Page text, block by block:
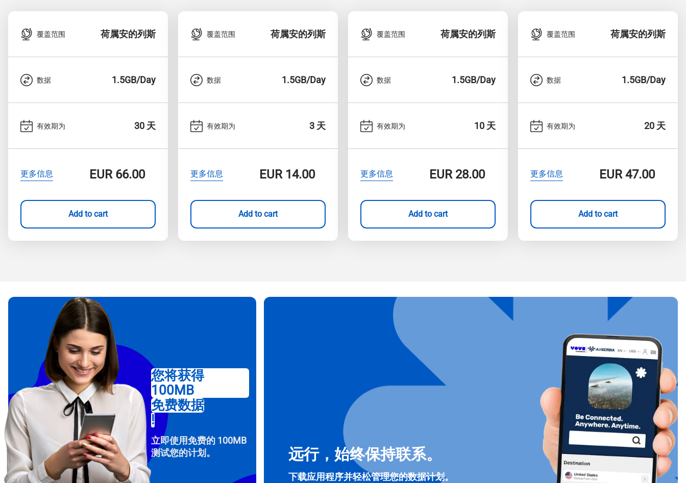
覆盖范围 荷属安的列斯
数据 1.5GB/Day
有效期为 30 天
更多信息 EUR66.00
Add to cart
覆盖范围 荷属安的列斯
数据 1.5GB/Day
有效期为 3 天
更多信息 EUR14.00
Add to cart
覆盖范围 荷属安的列斯
数据 1.5GB/Day
有效期为 10 天
更多信息 EUR28.00
Add to cart
覆盖范围 荷属安的列斯
数据 1.5GB/Day
有效期为 20 天
更多信息 EUR47.00
Add to cart
How do I get my eSim?
您将获得
100MB
免费数据
!
立即使用免费的 100MB
测试您的计划。
远行，始终保持联系。
下载应用程序并轻松管理您的数据计划。
登录或注册